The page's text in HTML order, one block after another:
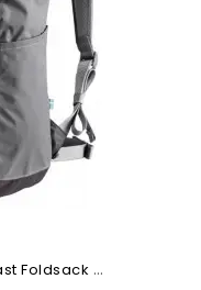
Рюкзак Fjallraven High Coast Foldsack 24 Shark Grey